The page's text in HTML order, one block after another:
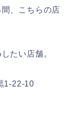
、こちらの店
たい店舗。
1-22-10